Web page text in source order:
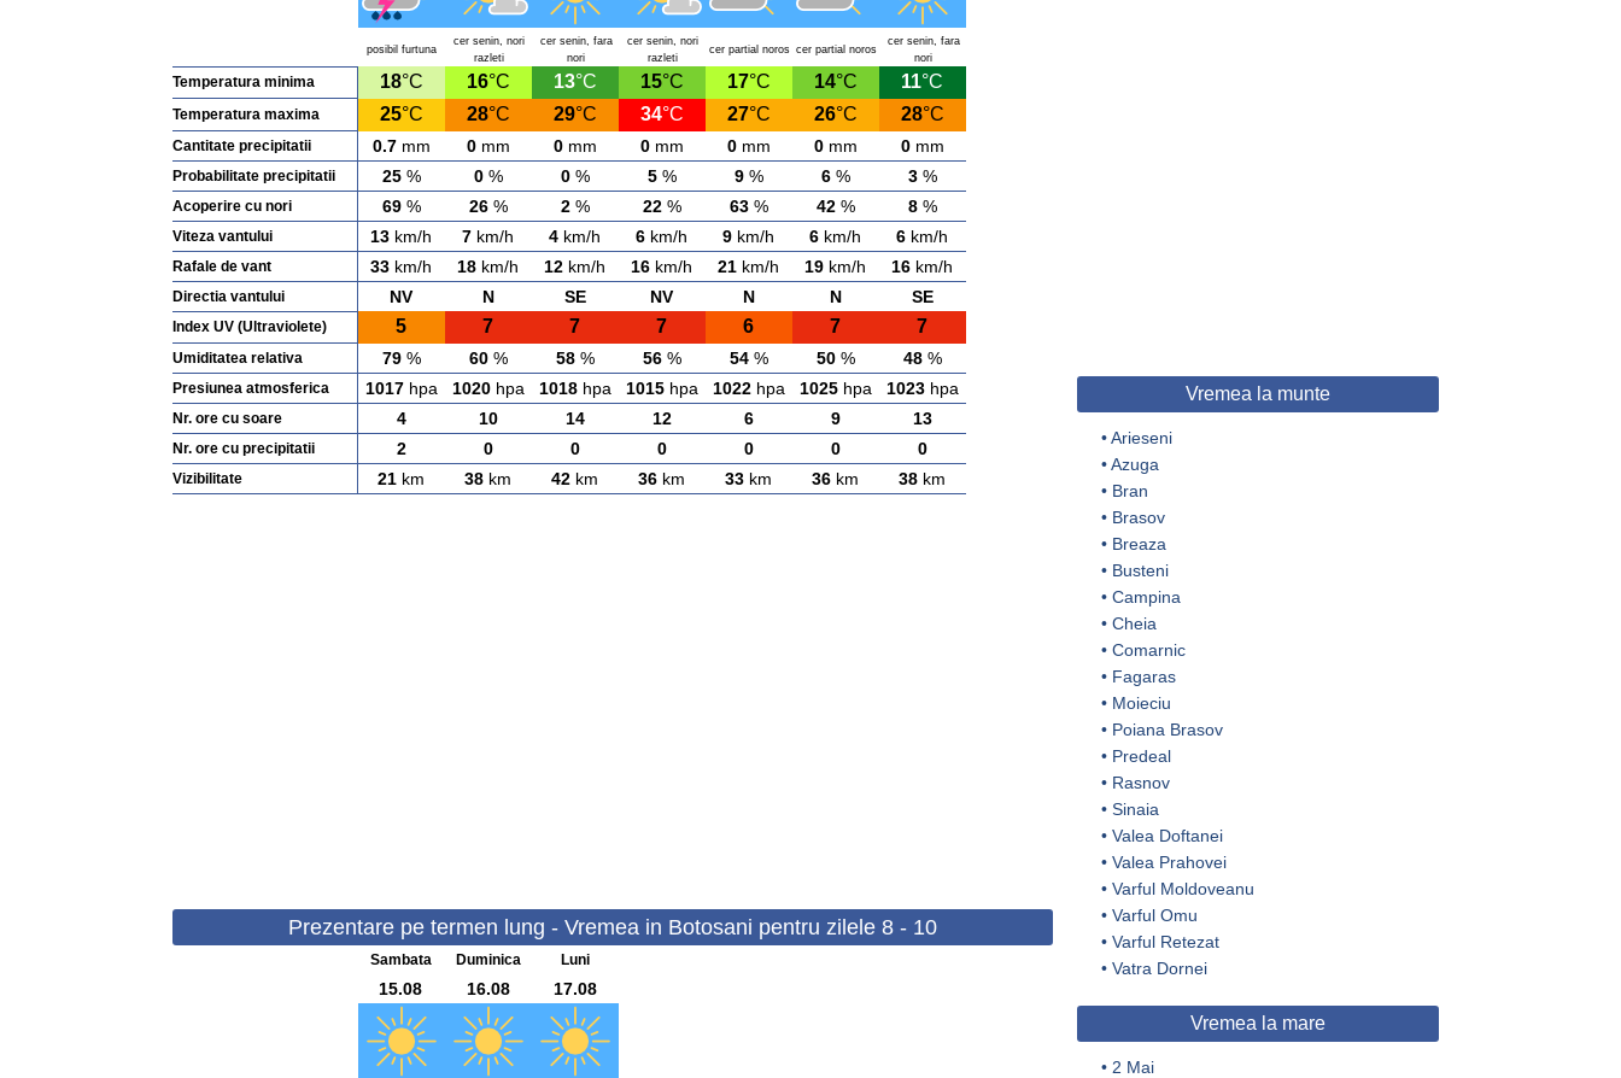
posibil furtuna
cer senin, nori
razleti
cer senin, fara
nori
cer senin, nori
razleti
cer partial noros cer partial noros
cer senin, fara
nori
Temperatura minima 18°C 16°C 13°C 15°C 17°C 14°C 11°C
Temperatura maxima 25°C 28°C 29°C 34°C 27°C 26°C 28°C
Cantitate precipitatii 0.7mm 0mm 0mm 0mm 0mm 0mm 0mm
Probabilitate precipitatii 25% 0% 0% 5% 9% 6% 3%
Acoperire cu nori 69% 26% 2% 22% 63% 42% 8%
Viteza vantului 13 km/h 7 km/h 4 km/h 6 km/h 9 km/h 6 km/h 6 km/h
Rafale de vant 33 km/h 18 km/h 12 km/h 16 km/h 21 km/h 19 km/h 16 km/h
Directia vantului NV N SE NV N N SE
Index UV (Ultraviolete) 5 7 7 7 6 7 7
Umiditatea relativa 79% 60% 58% 56% 54% 50% 48%
Presiunea atmosferica 1017hpa 1020hpa 1018hpa 1015hpa 1022hpa 1025hpa 1023hpa
Nr. ore cu soare 4 10 14 12 6 9 13
Nr. ore cu precipitatii 2 0 0 0 0 0 0
Vizibilitate 21 km 38 km 42 km 36 km 33 km 36 km 38 km
Prezentare pe termen lung - Vremea in Botosani pentru zilele 8 - 10
Sambata Duminica Luni
15.08 16.08 17.08
Vremea la munte
•Arieseni
•Azuga
• Bran
• Brasov
• Breaza
• Busteni
• Campina
• Cheia
• Comarnic
• Fagaras
• Moieciu
• Poiana Brasov
• Predeal
• Rasnov
• Sinaia
• Valea Doftanei
• Valea Prahovei
• Varful Moldoveanu
• Varful Omu
• Varful Retezat
• Vatra Dornei
Vremea la mare
• 2 Mai